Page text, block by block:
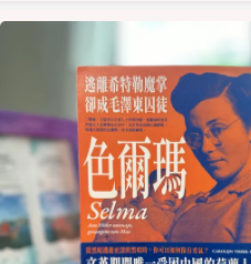
值得一讀！
Mao's policies. The book
revealing glimpse into the
political struggles within the
echelons of the Chinese
Party. However, readers
approach it with a degree of
skepticism, as the author is a
member and may not adopt a
critical perspective. Despite
the book is a valuable read for